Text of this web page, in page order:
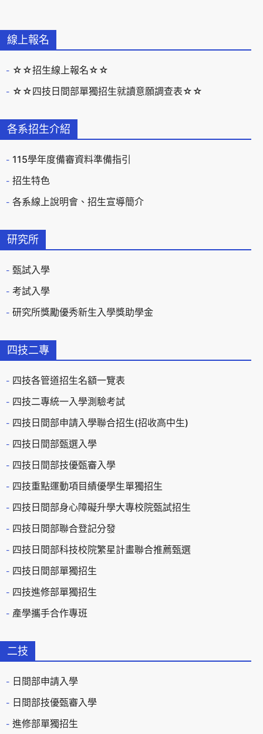
線上報名
☆☆招生線上報名☆☆
☆☆四技日間部單獨招生就讀意願調查表☆☆
各系招生介紹
115學年度備審資料準備指引
招生特色
各系線上說明會、招生宣導簡介
研究所
甄試入學
考試入學
研究所獎勵優秀新生入學獎助學金
四技二專
四技各管道招生名額一覽表
四技二專統一入學測驗考試
四技日間部申請入學聯合招生(招收高中生)
四技日間部甄選入學
四技日間部技優甄審入學
四技重點運動項目績優學生單獨招生
四技日間部身心障礙升學大專校院甄試招生
四技日間部聯合登記分發
四技日間部科技校院繁星計畫聯合推薦甄選
四技日間部單獨招生
四技進修部單獨招生
產學攜手合作專班
二技
日間部申請入學
日間部技優甄審入學
進修部單獨招生